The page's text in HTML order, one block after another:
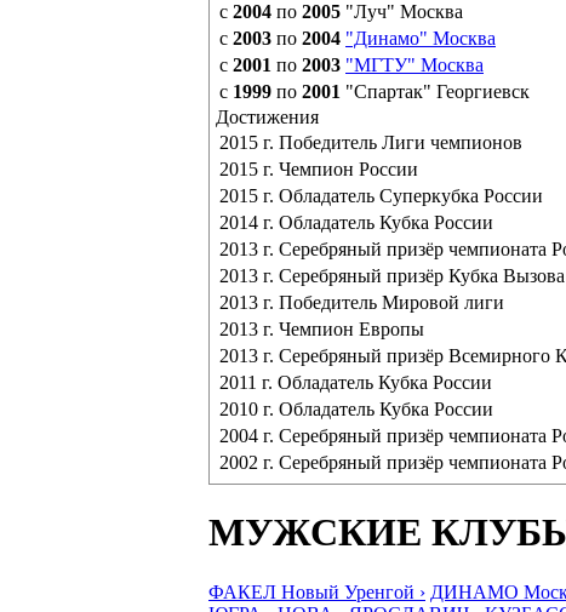
с 2004 по 2005 "Луч" Москва
с 2003 по 2004 "Динамо" Москва
с 2001 по 2003 "МГТУ" Москва
с 1999 по 2001 "Спартак" Георгиевск
Достижения
2015 г. Победитель Лиги чемпионов
2015 г. Чемпион России
2015 г. Обладатель Суперкубка России
2014 г. Обладатель Кубка России
2013 г. Серебряный призёр чемпионата
2013 г. Серебряный призёр Кубка Вызова
2013 г. Победитель Мировой лиги
2013 г. Чемпион Европы
2013 г. Серебряный призёр Всемирного
2011 г. Обладатель Кубка России
2010 г. Обладатель Кубка России
2004 г. Серебряный призёр чемпионата
2002 г. Серебряный призёр чемпионата
МУЖСКИЕ
ФАКЕЛ Новый Уренгой › ДИНАМО